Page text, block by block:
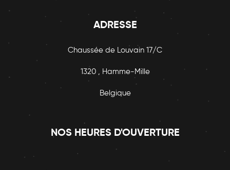
ADRESSE
Chaussée de Louvain 17/C
1320 , Hamme-Mille
Belgique
NOS HEURES D'OUVERTURE